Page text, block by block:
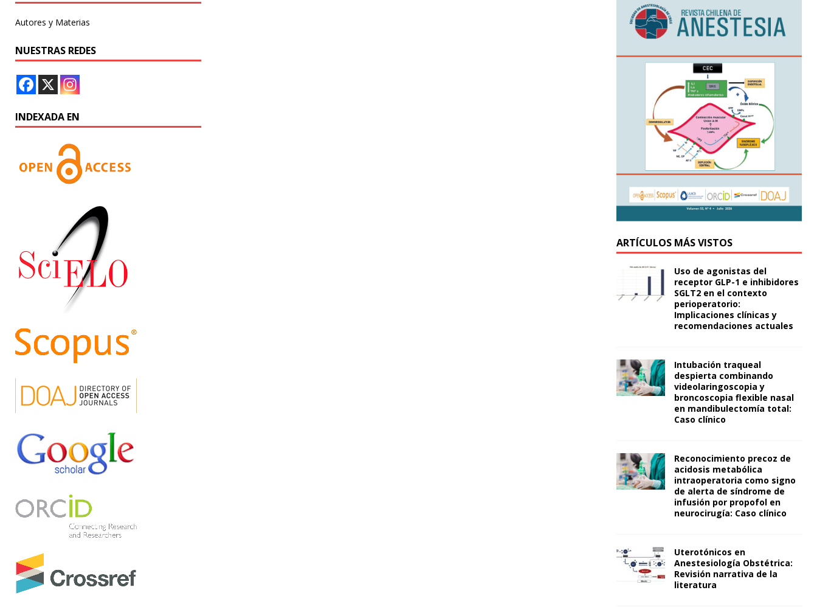
Autores y Materias
NUESTRAS REDES
INDEXADA EN
ARTÍCULOS MÁS VISTOS
Uso de agonistas del
receptor GLP-1 e inhibidores
SGLT2 en el contexto
perioperatorio:
Implicaciones clínicas y
recomendaciones actuales
Intubación traqueal
despierta combinando
videolaringoscopia y
broncoscopia flexible nasal
en mandibulectomía total:
Caso clínico
Reconocimiento precoz de
acidosis metabólica
intraoperatoria como signo
de alerta de síndrome de
infusión por propofol en
neurocirugía: Caso clínico
Uterotónicos en
Anestesiología Obstétrica:
Revisión narrativa de la
literatura